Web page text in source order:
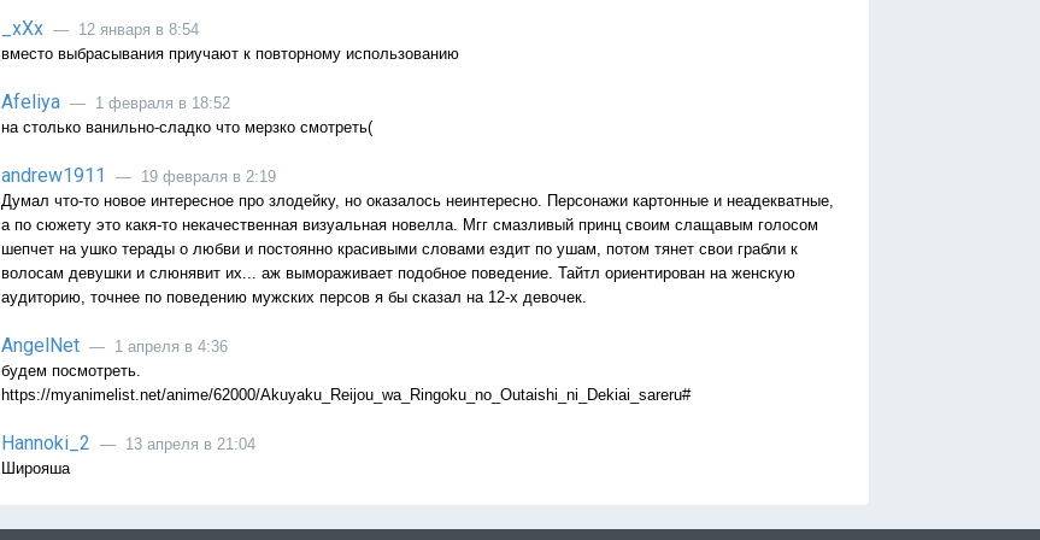
_xXx — 12 января в 8:54
вместо выбрасывания приучают к повторному использованию
Afeliya — 1 февраля в 18:52
на столько ванильно-сладко что мерзко смотреть(
andrew1911
— 19 февраля в 2:19
Думал что-то новое интересное про злодейку, но оказалось неинтересно. Персонажи картонные и неадекватные,
а по сюжету это какя-то некачественная визуальная новелла. Мгг смазливый принц своим слащавым голосом
шепчет на ушко терады о любви и постоянно красивыми словами ездит по ушам, потом тянет свои грабли к
волосам девушки и слюнявит их... аж вымораживает подобное поведение. Тайтл ориентирован на женскую
аудиторию, точнее по поведению мужских персов я бы сказал на 12-х девочек.
AngelNet — 1 апреля в 4:36
будем посмотреть.
https://myanimelist.net/anime/62000/Akuyaku_Reijou_wa_Ringoku_no_Outaishi_ni_Dekiai_sareru#
Hannoki_2 — 13 апреля в 21:04
Широяша